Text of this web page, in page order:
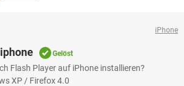
iPhone
Gelöst
Flash Player auf iPhone installieren?
XP / Firefox 4.0